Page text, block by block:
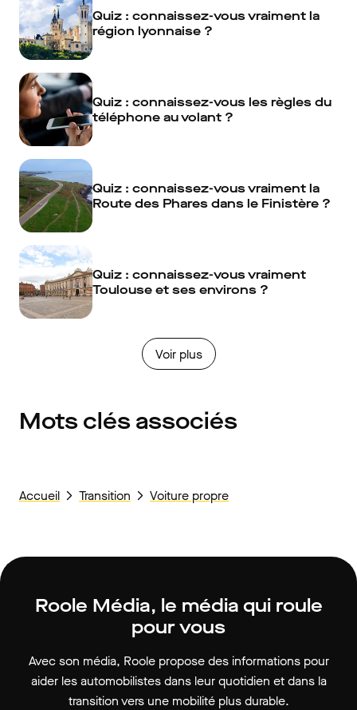
Quiz : connaissez-vous vraiment la
région lyonnaise ?
Quiz : connaissez-vous les règles du
téléphone au volant ?
Quiz : connaissez-vous vraiment la
Route des Phares dans le Finistère ?
Quiz : connaissez-vous vraiment
Toulouse et ses environs ?
Voir plus
Mots clés associés
Accueil Transition Voiture propre
Roole Média, le média qui roule
pour vous
Avec son média, Roole propose des informations pour
aider les automobilistes dans leur quotidien et dans la
transition vers une mobilité plus durable.